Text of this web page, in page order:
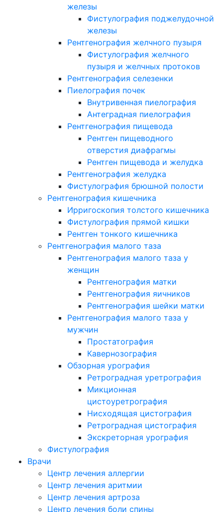
железы
Фистулография поджелудочной
железы
Рентгенография желчного пузыря
Фистулография желчного
пузыря и желчных протоков
Рентгенография селезенки
Пиелография почек
Внутривенная пиелография
Антеградная пиелография
Рентгенография пищевода
Рентген пищеводного
отверстия диафрагмы
Рентген пищевода и желудка
Рентгенография желудка
Фистулография брюшной полости
Рентгенография кишечника
Ирригоскопия толстого кишечника
Фистулография прямой кишки
Рентген тонкого кишечника
Рентгенография малого таза
Рентгенография малого таза у
женщин
Рентгенография матки
Рентгенография яичников
Рентгенография шейки матки
Рентгенография малого таза у
мужчин
Простатография
Кавернозография
Обзорная урография
Ретроградная уретрография
Микционная
цистоуретрография
Нисходящая цистография
Ретроградная цистография
Экскреторная урография
Фистулография
Врачи
Центр лечения аллергии
Центр лечения аритмии
Центр лечения артроза
Центр лечения боли спины